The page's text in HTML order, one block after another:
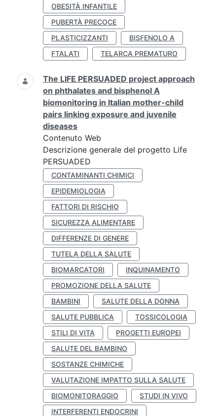
OBESITÀ INFANTILE
PUBERTÀ PRECOCE
PLASTICIZZANTI
BISFENOLO A
FTALATI
TELARCA PREMATURO
The LIFE PERSUADED project approach
on phthalates and bisphenol A
biomonitoring in Italian mother-child
pairs linking exposure and juvenile
diseases
Contenuto Web
Descrizione generale del progetto Life
PERSUADED
CONTAMINANTI CHIMICI
EPIDEMIOLOGIA
FATTORI DI RISCHIO
SICUREZZA ALIMENTARE
DIFFERENZE DI GENERE
TUTELA DELLA SALUTE
BIOMARCATORI
INQUINAMENTO
PROMOZIONE DELLA SALUTE
BAMBINI
SALUTE DELLA DONNA
SALUTE PUBBLICA
TOSSICOLOGIA
STILI DI VITA
PROGETTI EUROPEI
SALUTE DEL BAMBINO
SOSTANZE CHIMICHE
VALUTAZIONE IMPATTO SULLA SALUTE
BIOMONITORAGGIO
STUDI IN VIVO
INTERFERENTI ENDOCRINI